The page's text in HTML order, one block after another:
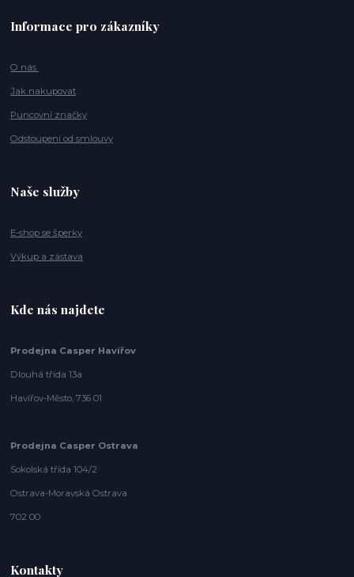
Informace pro zákazníky
O nás
Jak nakupovat
Puncovní značky
Odstoupení od smlouvy
Naše služby
E-shop se šperky
Výkup a zástava
Kde nás najdete
Prodejna Casper Havířov
Dlouhá třída 13a
Havířov-Město, 736 01
Prodejna Casper Ostrava
Sokolská třída 104/2
Ostrava-Moravská Ostrava
702 00
Kontakty